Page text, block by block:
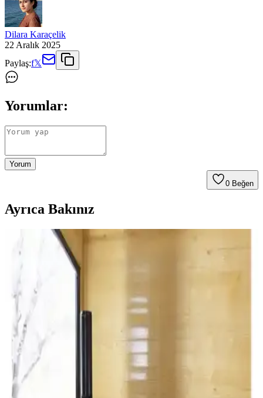
Dilara Karaçelik
22 Aralık 2025
Paylaş:f𝕏
Yorumlar:
Yorum
0 Beğen
Ayrıca Bakınız
Viscotex Hard Serenity ve Lif Kılıflı Hava Kanallı
Visco Yastık Karşılaştırması
İki visco yastık modeli, boyut, sertlik ve kullanıcı geri bildirimleriyle
detaylı karşılaştırıldı. Hard Serenity yüksek sertlik ve boyun desteği
sağlarken, Lif Kılıflı yumuşaklık ve konfor sunuyor.
Viscotex visko yastık modellerinin özellikleri ve
karşılaştırması
Bu makale, Viscotex Lif Kılıflı Hava Kanallı ve Medium Serenity
ergonomik visko yastıklarının özelliklerini, kullanıcı yorumlarını ve
performanslarını detaylı şekilde karşılaştırıyor.